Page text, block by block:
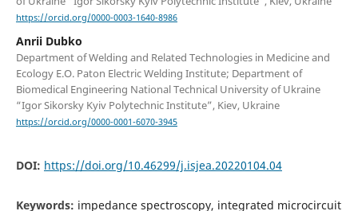
https://orcid.org/0000-0003-1640-8986
Anrii Dubko
Department of Welding and Related Technologies in Medicine and
Ecology E.O. Paton Electric Welding Institute; Department of
Biomedical Engineering National Technical University of Ukraine
“Igor Sikorsky Kyiv Polytechnic Institute”, Kiev, Ukraine
https://orcid.org/0000-0001-6070-3945
DOI: https://doi.org/10.46299/j.isjea.20220104.04
Keywords: impedance spectroscopy, integrated microcircuit